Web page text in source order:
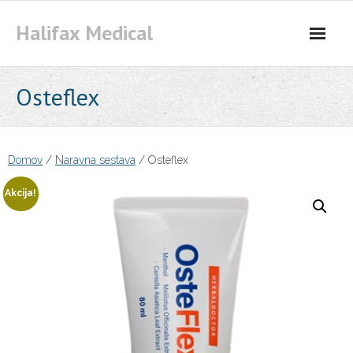
Halifax Medical
Osteflex
Domov / Naravna sestava / Osteflex
Akcija!